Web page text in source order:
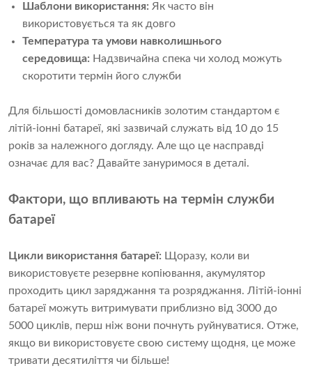
Шаблони використання: Як часто він
використовується та як довго
Температура та умови навколишнього
середовища: Надзвичайна спека чи холод можуть
скоротити термін його служби
Для більшості домовласників золотим стандартом є
літій-іонні батареї, які зазвичай служать від 10 до 15
років за належного догляду. Але що це насправді
означає для вас? Давайте зануримося в деталі.
Фактори, що впливають на термін служби
батареї
Цикли використання батареї: Щоразу, коли ви
використовуєте резервне копіювання, акумулятор
проходить цикл заряджання та розряджання. Літій-іонні
батареї можуть витримувати приблизно від 3000 до
5000 циклів, перш ніж вони почнуть руйнуватися. Отже,
якщо ви використовуєте свою систему щодня, це може
тривати десятиліття чи більше!